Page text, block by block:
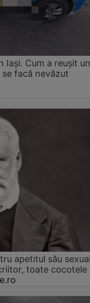
Iași. Cum a reușit un
facă nevăzut
apetitul său
toate cocotele